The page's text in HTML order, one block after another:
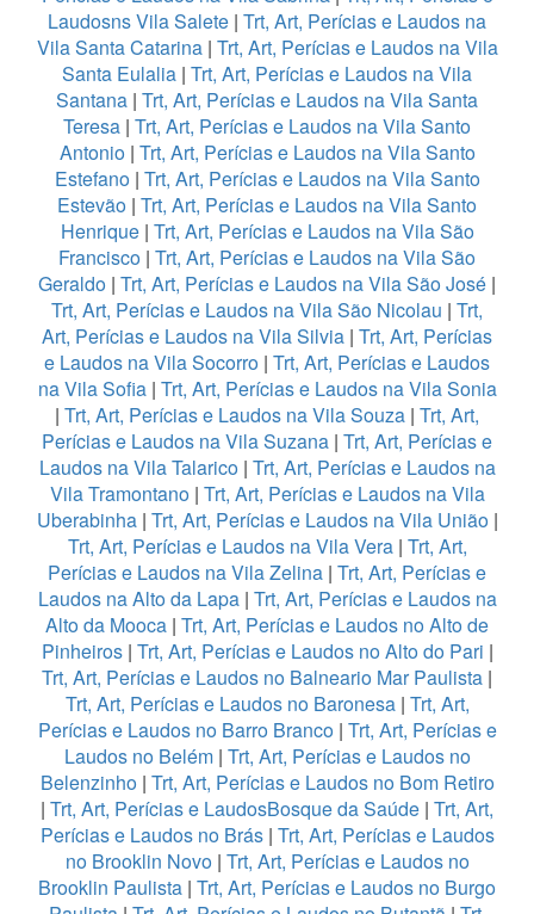
Laudosns Vila Salete | Trt, Art, Perícias e Laudos na
Vila Santa Catarina| Trt, Art, Perícias e Laudos na Vila
Santa Eulalia | Trt, Art, Perícias e Laudos na Vila
Santana | Trt, Art, Perícias e Laudos na Vila Santa
Teresa | Trt, Art, Perícias e Laudos na Vila Santo
Antonio| Trt, Art, Perícias e Laudos na Vila Santo
Estefano| Trt, Art, Perícias e Laudos na Vila Santo
Estevão | Trt, Art, Perícias e Laudos na Vila Santo
Henrique| Trt, Art, Perícias e Laudos na Vila São
Francisco | Trt, Art, Perícias e Laudos na Vila São
Geraldo | Trt, Art, Perícias e Laudos na Vila São José |
Trt, Art, Perícias e Laudos na Vila São Nicolau | Trt,
Art, Perícias e Laudos na Vila Silvia | Trt, Art, Perícias
e Laudos na Vila Socorro | Trt, Art, Perícias e Laudos
na Vila Sofia| Trt, Art, Perícias e Laudos na Vila Sonia
| Trt, Art, Perícias e Laudos na Vila Souza | Trt, Art,
Perícias e Laudos na Vila Suzana | Trt, Art, Perícias e
Laudos na Vila Talarico| Trt, Art, Perícias e Laudos na
Vila Tramontano| Trt, Art, Perícias e Laudos na Vila
Uberabinha| Trt, Art, Perícias e Laudos na Vila União|
Trt, Art, Perícias e Laudos na Vila Vera| Trt, Art,
Perícias e Laudos na Vila Zelina | Trt, Art, Perícias e
Laudos na Alto da Lapa| Trt, Art, Perícias e Laudos na
Alto da Mooca | Trt, Art, Perícias e Laudos no Alto de
Pinheiros| Trt, Art, Perícias e Laudos no Alto do Pari |
Trt, Art, Perícias e Laudos no Balneario Mar Paulista |
Trt, Art, Perícias e Laudos no Baronesa| Trt, Art,
Perícias e Laudos no Barro Branco| Trt, Art, Perícias e
Laudos no Belém| Trt, Art, Perícias e Laudos no
Belenzinho| Trt, Art, Perícias e Laudos no Bom Retiro
| Trt, Art, Perícias e LaudosBosque da Saúde | Trt, Art,
Perícias e Laudos no Brás| Trt, Art, Perícias e Laudos
no Brooklin Novo| Trt, Art, Perícias e Laudos no
Brooklin Paulista | Trt, Art, Perícias e Laudos no Burgo